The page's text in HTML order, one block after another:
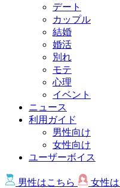
デート
カップル
結婚
婚活
別れ
モテ
心理
イベント
ニュース
利用ガイド
男性向け
女性向け
ユーザーボイス
男性はこちら 女性は